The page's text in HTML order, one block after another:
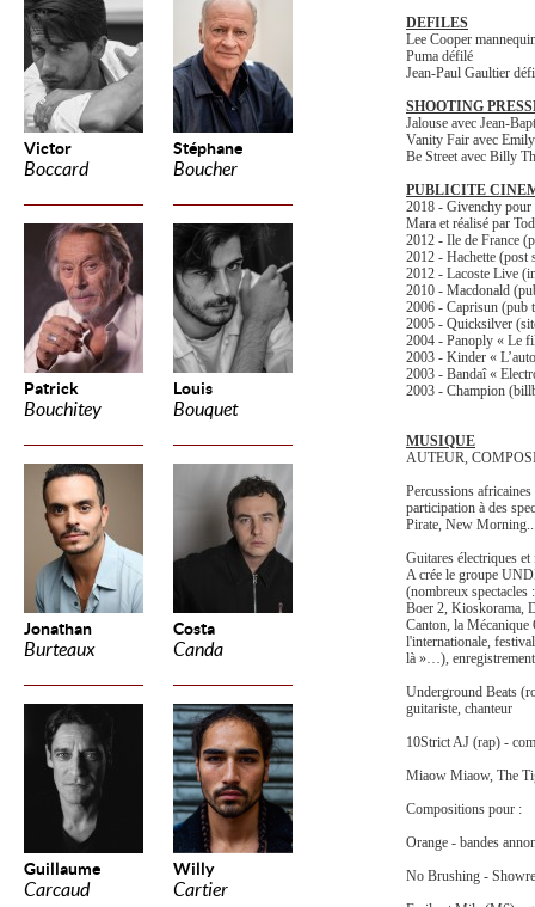
Victor
Boccard
Stéphane
Boucher
Patrick
Bouchitey
Louis
Bouquet
Jonathan
Burteaux
Costa
Canda
Guillaume
Carcaud
Willy
Cartier
DEFILES
Lee Cooper
Puma défilé
Jean-Paul Gaultier
SHOOTING
Jalouse avec Jean-
Vanity Fair avec
Be Street avec Billy
PUBLICITE
2018 - Givenchy pour
Mara et réalisé par
2012 - Ile de France
2012 - Hachette (post
2012 - Lacoste Live
2010 - Macdonald
2006 - Caprisun (pub
2005 - Quicksilver
2004 - Panoply « Le
2003 - Kinder «
2003 - Bandaî «
2003 - Champion
MUSIQUE
AUTEUR,
Percussions
participation à des
Pirate, New
Guitares électriques
A crée le groupe
(nombreux spectacles
Boer 2, Kioskorama,
Canton, la Mécanique
l'internationale,
là »…),
Underground Beats
guitariste, chanteur
10Strict AJ (rap) -
Miaow Miaow, The
Compositions pour :
Orange - bandes
No Brushing -